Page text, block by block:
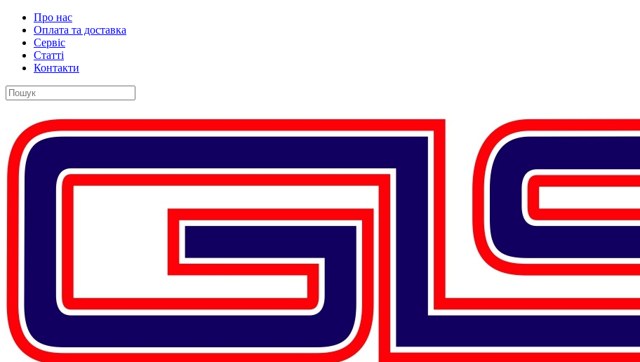
Про нас
Оплата та доставка
Сервіс
Статті
Контакти